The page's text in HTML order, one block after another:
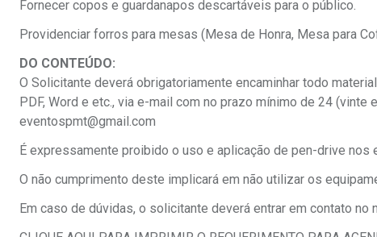
Fornecer copos e guardanapos descartáveis para o público.
Providenciar forros para mesas (Mesa de Honra, Mesa para
DO CONTEÚDO:
O Solicitante deverá obrigatoriamente encaminhar todo
PDF, Word e etc., via e-mail com no prazo mínimo de 24
eventospmt@gmail.com
É expressamente proibido o uso e aplicação de pen-drive
O não cumprimento deste implicará em não utilizar os
Em caso de dúvidas, o solicitante deverá entrar em contato no